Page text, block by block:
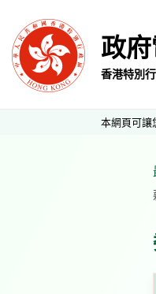
政
香港特別
本網頁可讓